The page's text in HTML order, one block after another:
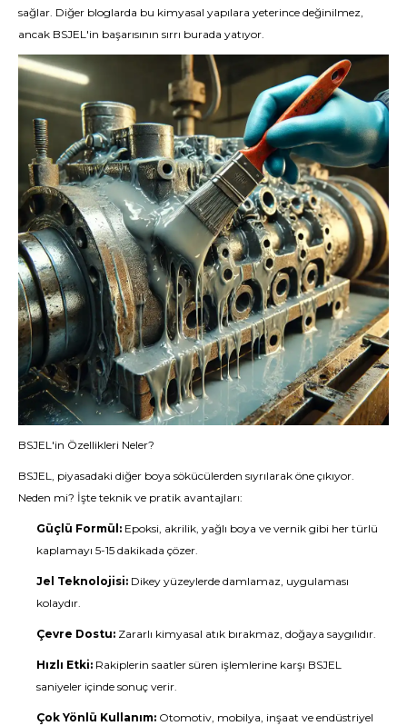
sağlar. Diğer bloglarda bu kimyasal yapılara yeterince değinilmez,
ancak BSJEL'in başarısının sırrı burada yatıyor.
BSJEL'in Özellikleri Neler?
BSJEL, piyasadaki diğer boya sökücülerden sıyrılarak öne çıkıyor.
Neden mi? İşte teknik ve pratik avantajları:
Güçlü Formül: Epoksi, akrilik, yağlı boya ve vernik gibi her türlü
kaplamayı 5-15 dakikada çözer.
Jel Teknolojisi: Dikey yüzeylerde damlamaz, uygulaması
kolaydır.
Çevre Dostu: Zararlı kimyasal atık bırakmaz, doğaya saygılıdır.
Hızlı Etki: Rakiplerin saatler süren işlemlerine karşı BSJEL
saniyeler içinde sonuç verir.
Çok Yönlü Kullanım: Otomotiv, mobilya, inşaat ve endüstriyel